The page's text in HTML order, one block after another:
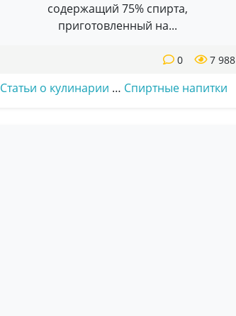
содержащий 75% спирта,
приготовленный на...
7 988
0
Статьи о кулинарии … Спиртные напитки